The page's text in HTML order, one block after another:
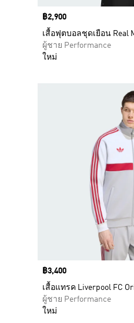
Price
฿2,900
เสื้อฟุตบอลชุดเยือน Real
ผู้ชาย Performance
ใหม่
Price
฿3,400
เสื้อแทรค Liverpool FC
ผู้ชาย Performance
ใหม่